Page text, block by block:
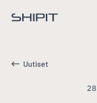
Siirry etusivulle
Uutiset